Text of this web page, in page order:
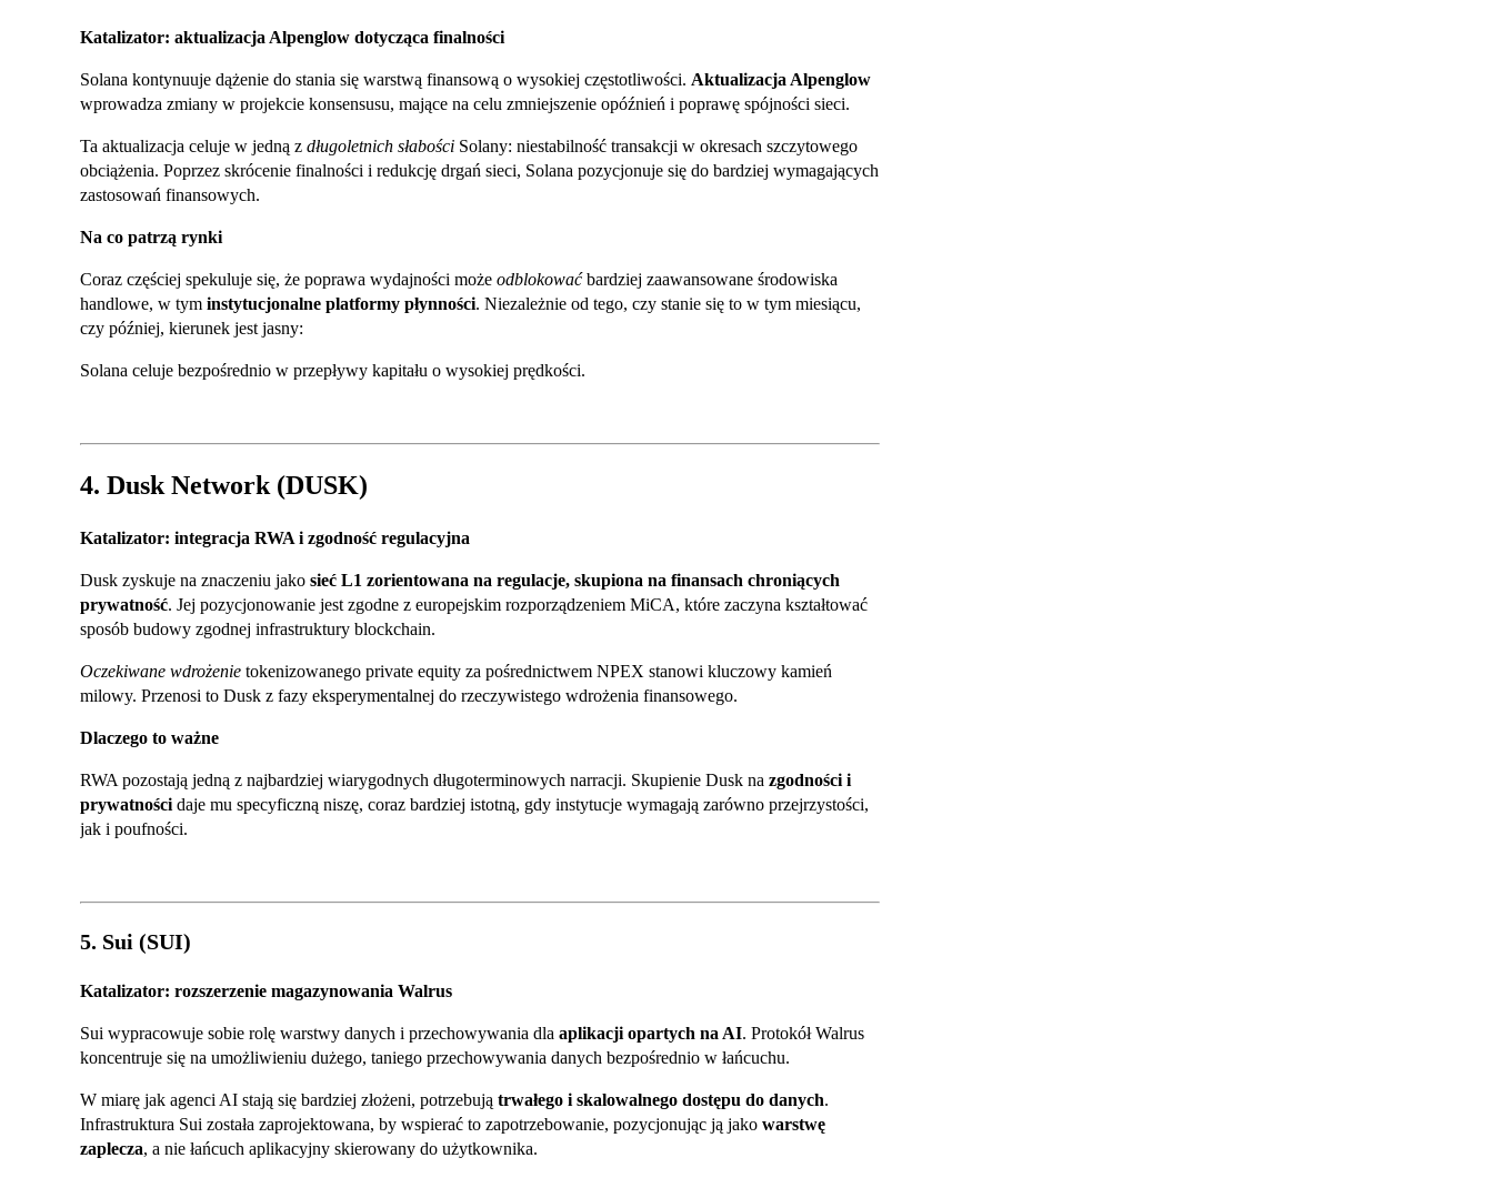
Katalizator: aktualizacja Alpenglow dotycząca finalności
Solana kontynuuje dążenie do stania się warstwą finansową o wysokiej częstotliwości. Aktualizacja Alpenglow
wprowadza zmiany w projekcie konsensusu, mające na celu zmniejszenie opóźnień i poprawę spójności sieci.
Ta aktualizacja celuje w jedną z długoletnich słabości Solany: niestabilność transakcji w okresach szczytowego
obciążenia. Poprzez skrócenie finalności i redukcję drgań sieci, Solana pozycjonuje się do bardziej wymagających
zastosowań finansowych.
Na co patrzą rynki
Coraz częściej spekuluje się, że poprawa wydajności może odblokowaćbardziej zaawansowane środowiska
handlowe, w tym instytucjonalne platformy płynności. Niezależnie od tego, czy stanie się to w tym miesiącu,
czy później, kierunek jest jasny:
Solana celuje bezpośrednio w przepływy kapitału o wysokiej prędkości.
4. Dusk Network (DUSK)
Katalizator: integracja RWA i zgodność regulacyjna
Dusk zyskuje na znaczeniu jako sieć L1 zorientowana na regulacje, skupiona na finansach chroniących
prywatność. Jej pozycjonowanie jest zgodne z europejskim rozporządzeniem MiCA, które zaczyna kształtować
sposób budowy zgodnej infrastruktury blockchain.
Oczekiwane wdrożenie tokenizowanego private equity za pośrednictwem NPEX stanowi kluczowy kamień
milowy. Przenosi to Dusk z fazy eksperymentalnej do rzeczywistego wdrożenia finansowego.
Dlaczego to ważne
RWA pozostają jedną z najbardziej wiarygodnych długoterminowych narracji. Skupienie Dusk na zgodności i
prywatności daje mu specyficzną niszę, coraz bardziej istotną, gdy instytucje wymagają zarówno przejrzystości,
jak i poufności.
5. Sui (SUI)
Katalizator: rozszerzenie magazynowania Walrus
Sui wypracowuje sobie rolę warstwy danych i przechowywania dla aplikacji opartych na AI. Protokół Walrus
koncentruje się na umożliwieniu dużego, taniego przechowywania danych bezpośrednio w łańcuchu.
W miarę jak agenci AI stają się bardziej złożeni, potrzebują trwałego i skalowalnego dostępu do danych.
Infrastruktura Sui została zaprojektowana, by wspierać to zapotrzebowanie, pozycjonując ją jako warstwę
zaplecza, a nie łańcuch aplikacyjny skierowany do użytkownika.